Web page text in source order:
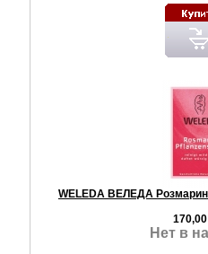
WELEDA ВЕЛЕДА
170,00
Нет в